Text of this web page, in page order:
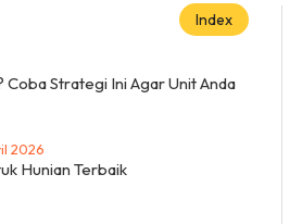
Index
Strategi Ini Agar Unit Anda
2026
Hunian Terbaik